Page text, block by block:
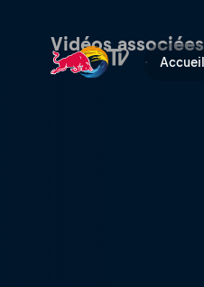
Accueil
Vidéos associées